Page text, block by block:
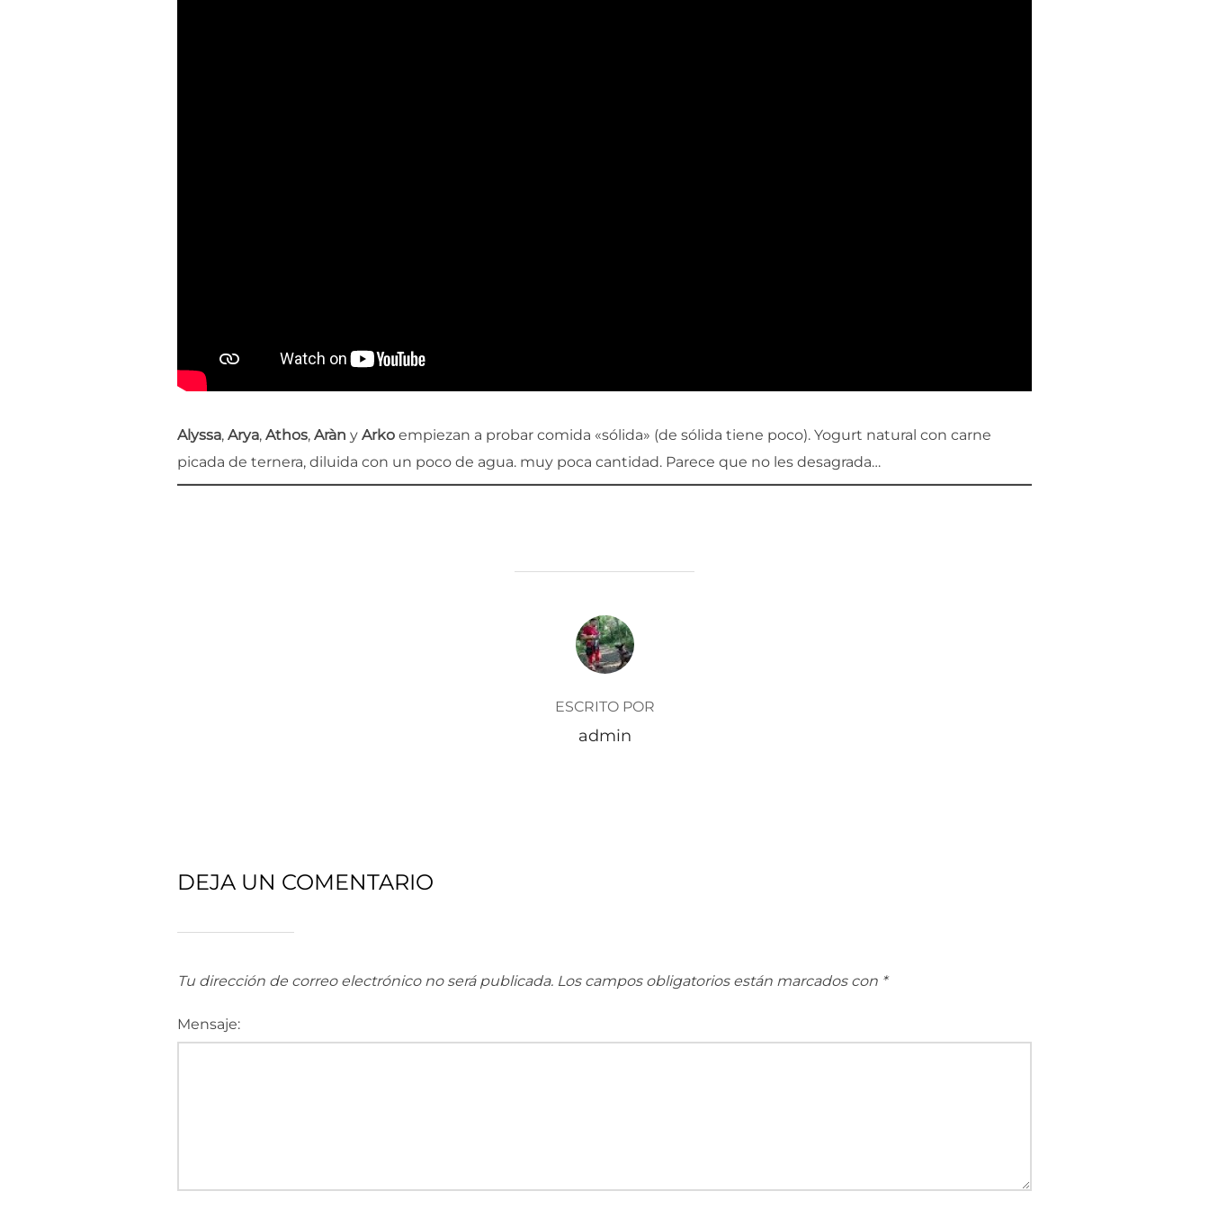
Alyssa, Arya, Athos, Aràn y Arko empiezan a probar comida «sólida» (de sólida tiene poco). Yogurt natural con carne
picada de ternera, diluida con un poco de agua. muy poca cantidad. Parece que no les desagrada…
AUTOR DE LA ENTRADA
ESCRITO POR
admin
DEJA UN COMENTARIO
Tu dirección de correo electrónico no será publicada. Los campos obligatorios están marcados con *
Mensaje: